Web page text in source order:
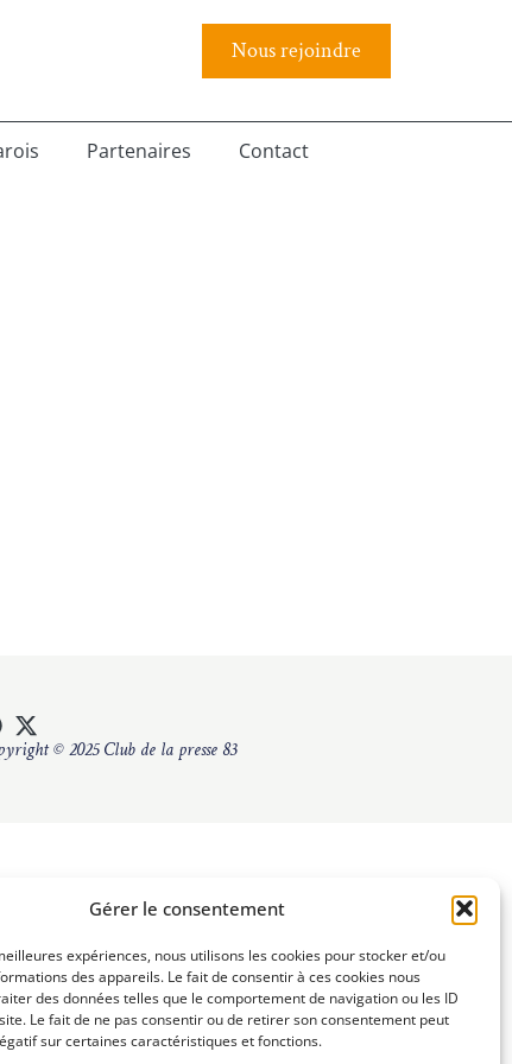
Gérer le consentement
expériences, nous utilisons les cookies pour stocker et/ou
des appareils. Le fait de consentir à ces cookies nous
des données telles que le comportement de navigation ou les ID
Le fait de ne pas consentir ou de retirer son consentement peut
sur certaines caractéristiques et fonctions.
Nous rejoindre
Partenaires Contact
© 2025 Club de la presse 83